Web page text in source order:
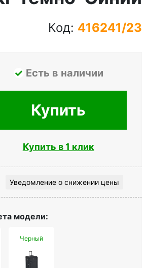
Код: 416241/23
Есть в наличии
Купить
Купить в 1 клик
Уведомление о снижении цены
модели:
Черный